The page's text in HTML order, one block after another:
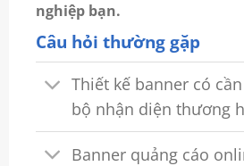
nghiệp bạn.
Câu hỏi thường gặp
Thiết kế banner có
bộ nhận diện thương
Banner quảng cáo